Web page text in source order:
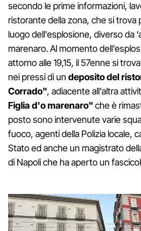
secondo le prime informazioni,
ristorante della zona, che si trova
luogo dell'esplosione, diverso da
marenaro. Al momento
attorno alle 19,15, il 57enne si
nei pressi di un deposito del
Corrado", adiacente all'altra
Figlia d'o marenaro" che è
posto sono intervenute varie
fuoco, agenti della Polizia locale,
Stato ed anche un magistrato
di Napoli che ha aperto un